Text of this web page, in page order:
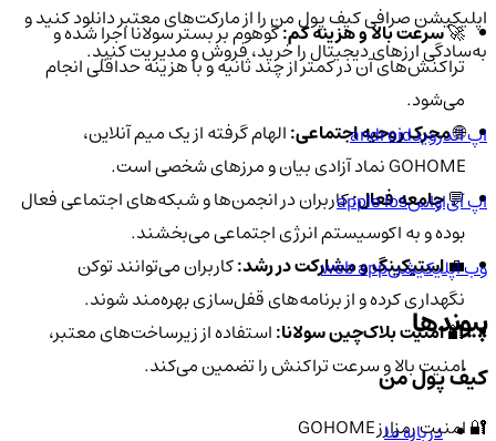
🚀سرعت بالا و هزینه کم:گوهوم بر بستر سولانا اجرا شده و
تراکنش‌های آن در کمتر از چند ثانیه و با هزینه حداقلی انجام
می‌شود.
🌐محرک روحیه اجتماعی:الهام گرفته از یک میم آنلاین،
GOHOME نماد آزادی بیان و مرزهای شخصی است.
💬جامعه فعال:کاربران در انجمن‌ها و شبکه‌های اجتماعی فعال
بوده و به اکوسیستم انرژی اجتماعی می‌بخشند.
💼استیکینگ و مشارکت در رشد:کاربران می‌توانند توکن
نگهداری کرده و از برنامه‌های قفل‌سازی بهره‌مند شوند.
🔐امنیت بلاک‌چین سولانا:استفاده از زیرساخت‌های معتبر،
امنیت بالا و سرعت تراکنش را تضمین می‌کند.
🔐 امنیت رمزارز GOHOME
اپلیکیشن صرافی کیف پول من را از مارکت‌های معتبر دانلود کنید و
به‌سادگی ارزهای دیجیتال را خرید، فروش و مدیریت کنید.
اپ اندرویدandroid
اپ آی‌او‌اسapple ios
وب اپلیکیشنweb app
پیوندها
کیف پول من
درباره ما